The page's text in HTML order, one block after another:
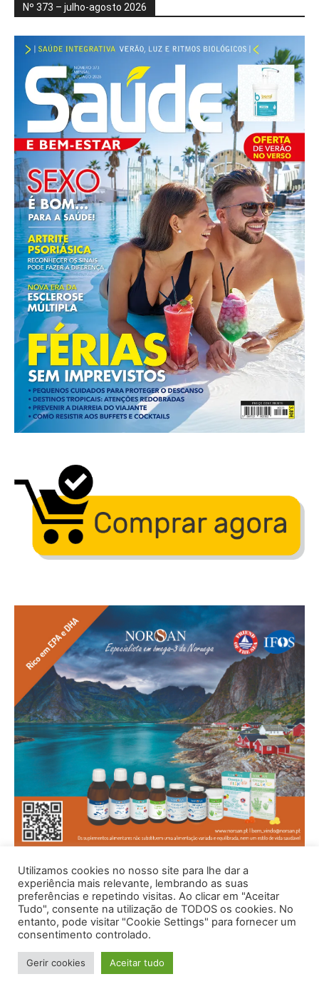
Nº 373 – julho-agosto 2026
© 1996 - 2026 -Saúde e Bem Estar - Hosted and Designed By
Utilizamos cookies no nosso site para lhe dar a
experiência mais relevante, lembrando as suas
preferências e repetindo visitas. Ao clicar em "Aceitar
Tudo", consente na utilização de TODOS os cookies. No
entanto, pode visitar "Cookie Settings" para fornecer um
consentimento controlado.
Gerir cookies Aceitar tudo